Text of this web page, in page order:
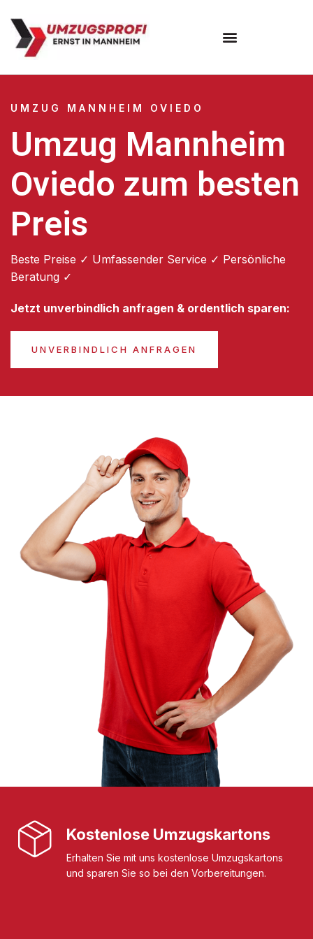
UMZUG MANNHEIM OVIEDO
Umzug Mannheim
Oviedo zum besten
Preis
Beste Preise ✓ Umfassender Service ✓ Persönliche
Beratung ✓
Jetzt unverbindlich anfragen & ordentlich sparen:
UNVERBINDLICH ANFRAGEN
Kostenlose Umzugskartons
Erhalten Sie mit uns kostenlose Umzugskartons
und sparen Sie so bei den Vorbereitungen.